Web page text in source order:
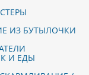
ИЗ БУТЫЛОЧКИ
И ЕДЫ